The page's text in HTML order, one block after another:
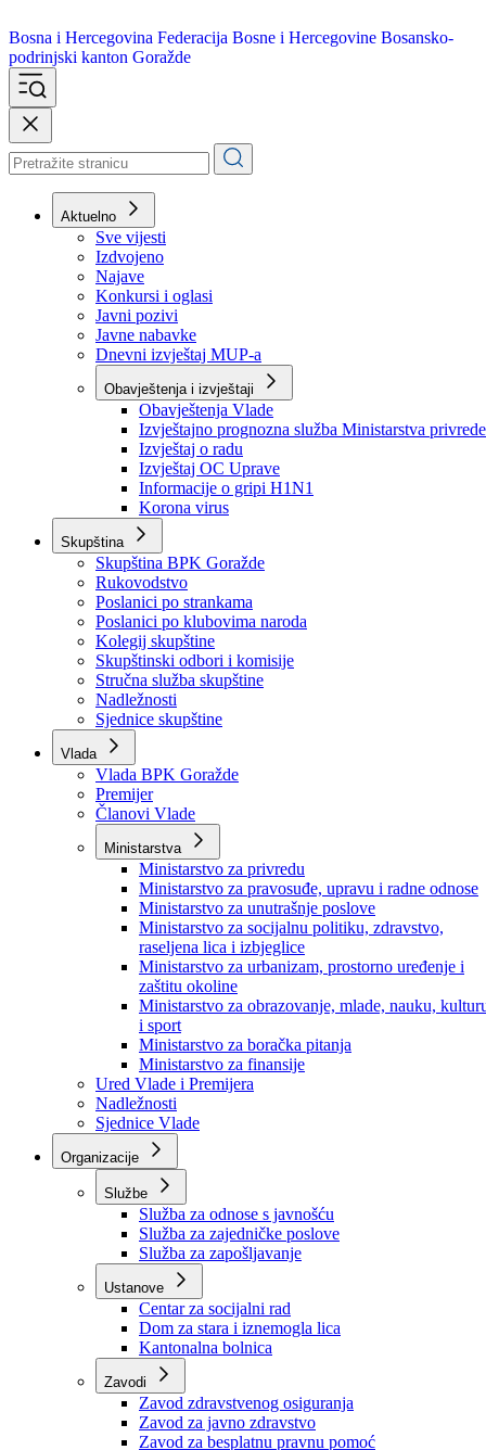
Bosna i Hercegovina
podrinjski kanton Goražde
Aktuelno
Sve vijesti
Izdvojeno
Najave
Konkursi i oglasi
Javni pozivi
Javne nabavke
Dnevni izvještaj MUP-a
Obavještenja i izvještaji
Obavještenja Vlade
Izvještajno prognozna služba Ministarstva privrede
Izvještaj o radu
Izvještaj OC Uprave
Informacije o gripi H1N1
Korona virus
Skupština
Skupština BPK Goražde
Rukovodstvo
Poslanici po strankama
Poslanici po klubovima naroda
Kolegij skupštine
Skupštinski odbori i komisije
Stručna služba skupštine
Nadležnosti
Sjednice skupštine
Vlada
Vlada BPK Goražde
Premijer
Članovi Vlade
Ministarstva
Ministarstvo za privredu
Ministarstvo za pravosuđe, upravu i radne odnose
Ministarstvo za unutrašnje poslove
Ministarstvo za socijalnu politiku, zdravstvo,
raseljena lica i izbjeglice
Ministarstvo za urbanizam, prostorno uređenje i
zaštitu okoline
Ministarstvo za obrazovanje, mlade, nauku,
i sport
Ministarstvo za boračka pitanja
Ministarstvo za finansije
Ured Vlade i Premijera
Nadležnosti
Sjednice Vlade
Organizacije
Službe
Služba za odnose s javnošću
Služba za zajedničke poslove
Služba za zapošljavanje
Ustanove
Centar za socijalni rad
Dom za stara i iznemogla lica
Kantonalna bolnica
Zavodi